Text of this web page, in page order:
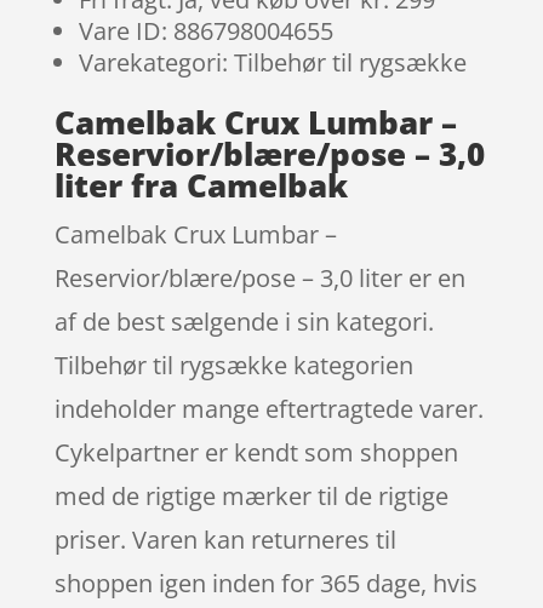
Vare ID: 886798004655
Varekategori: Tilbehør til rygsække
Camelbak Crux Lumbar –
Reservior/blære/pose – 3,0
liter fra Camelbak
Camelbak Crux Lumbar –
Reservior/blære/pose – 3,0 liter er en
af de best sælgende i sin kategori.
Tilbehør til rygsække kategorien
indeholder mange eftertragtede varer.
Cykelpartner er kendt som shoppen
med de rigtige mærker til de rigtige
priser. Varen kan returneres til
shoppen igen inden for 365 dage, hvis